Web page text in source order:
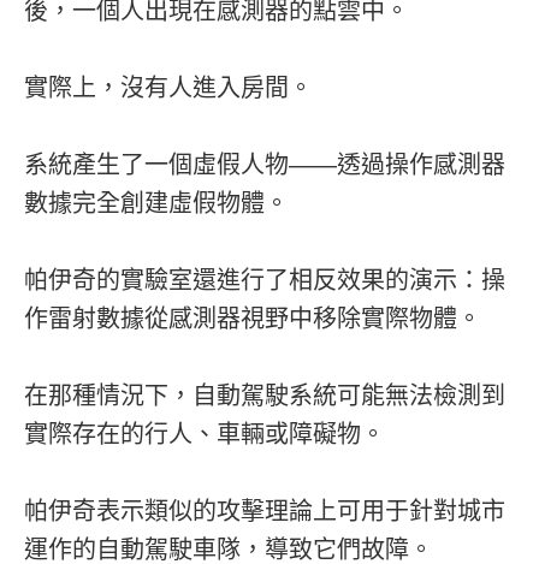
後，一個人出現在感測器的點雲中。
實際上，沒有人進入房間。
系統產生了一個虛假人物——透過操作感測器
數據完全創建虛假物體。
帕伊奇的實驗室還進行了相反效果的演示：操
作雷射數據從感測器視野中移除實際物體。
在那種情況下，自動駕駛系統可能無法檢測到
實際存在的行人、車輛或障礙物。
帕伊奇表示類似的攻擊理論上可用于針對城市
運作的自動駕駛車隊，導致它們故障。